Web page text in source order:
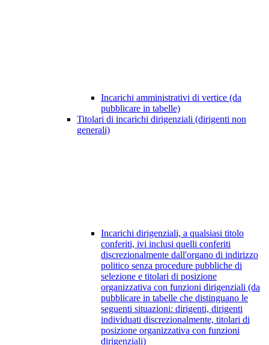
Incarichi amministrativi di vertice (da
pubblicare in tabelle)
Titolari di incarichi dirigenziali (dirigenti non
generali)
Incarichi dirigenziali, a qualsiasi titolo
conferiti, ivi inclusi quelli conferiti
discrezionalmente dall'organo di indirizzo
politico senza procedure pubbliche di
selezione e titolari di posizione
organizzativa con funzioni dirigenziali (da
pubblicare in tabelle che distinguano le
seguenti situazioni: dirigenti, dirigenti
individuati discrezionalmente, titolari di
posizione organizzativa con funzioni
dirigenziali)